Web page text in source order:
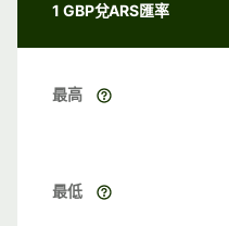
1 GBP兌ARS匯率
最高
最低